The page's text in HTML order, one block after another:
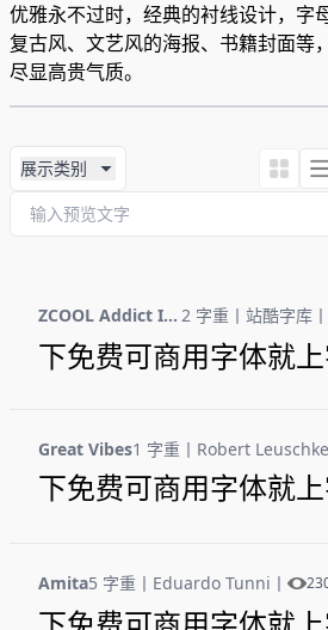
优雅永不过时，经典的衬线设计，字
复古风、文艺风的海报、书籍封面等
尽显高贵气质。
展示类别
ZCOOL Addict Italic 2 字重 丨 站酷字库 丨
下免费可商用字体就
Great Vibes1 字重 丨 Robert Leuschke
下免费可商用字体就
Amita5 字重 丨 Eduardo Tunni 丨